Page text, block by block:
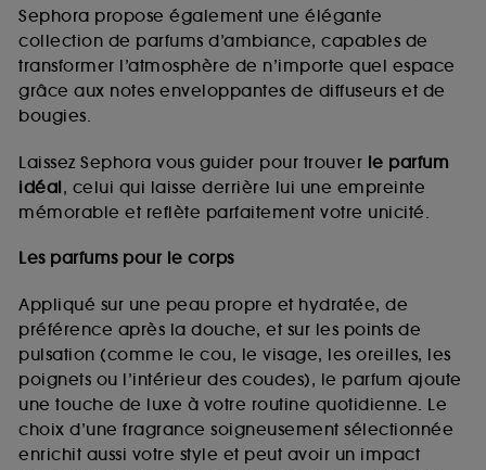
Sephora propose également une élégante
collection de parfums d’ambiance, capables de
transformer l’atmosphère de n’importe quel espace
grâce aux notes enveloppantes de diffuseurs et de
bougies.
Laissez Sephora vous guider pour trouver le parfum
idéal, celui qui laisse derrière lui une empreinte
mémorable et reflète parfaitement votre unicité.
Les parfums pour le corps
Appliqué sur une peau propre et hydratée, de
préférence après la douche, et sur les points de
pulsation (comme le cou, le visage, les oreilles, les
poignets ou l’intérieur des coudes), le parfum ajoute
une touche de luxe à votre routine quotidienne. Le
choix d’une fragrance soigneusement sélectionnée
enrichit aussi votre style et peut avoir un impact
de vous plaire via des publicités, y compris sur des
sites tiers et sur les réseaux sociaux, sur la base
des pages que vous avez consultées, de votre
navigation, et de l'historique de vos interactions.
d’en améliorer la performance.
Cookies de sécurisation des paiements en ligne :
fraudes aux moyens de paiement et les
usurpations d’identité.
Cookies fonctionnels :il s’agit de cookies
permettant l’affichage et/ou la fourniture de
certaines fonctionnalités du site, tel que les
cookies d’authentification qui sont utilisés afin de
vous faire bénéficier de l’authentification
prolongée vous permettant d’accéder à votre
compte lors de votre prochaine visite sur le site
sans saisir à nouveau votre identifiant et mot de